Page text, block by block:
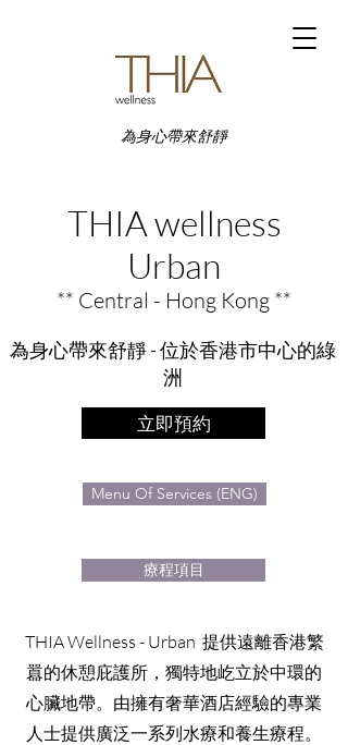
為身心帶來舒靜
立即預約
Menu Of Services (ENG)
療程項目
THIA wellness
Urban
** Central - Hong Kong **
為身心帶來舒靜 - 位於香港市中心的綠
洲
THIA Wellness - Urban 提供遠離香港繁
囂的休憩庇護所，獨特地屹立於中環的
心臟地帶。由擁有奢華酒店經驗的專業
人士提供廣泛一系列水療和養生療程。